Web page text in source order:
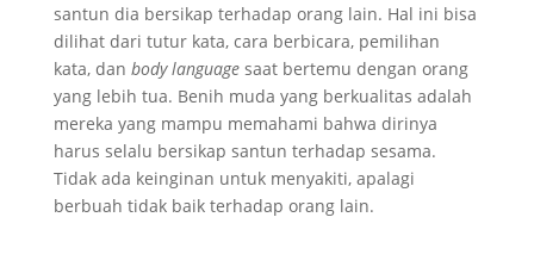
santun dia bersikap terhadap orang lain. Hal ini bisa
dilihat dari tutur kata, cara berbicara, pemilihan
kata, dan body language saat bertemu dengan orang
yang lebih tua. Benih muda yang berkualitas adalah
mereka yang mampu memahami bahwa dirinya
harus selalu bersikap santun terhadap sesama.
Tidak ada keinginan untuk menyakiti, apalagi
berbuah tidak baik terhadap orang lain.